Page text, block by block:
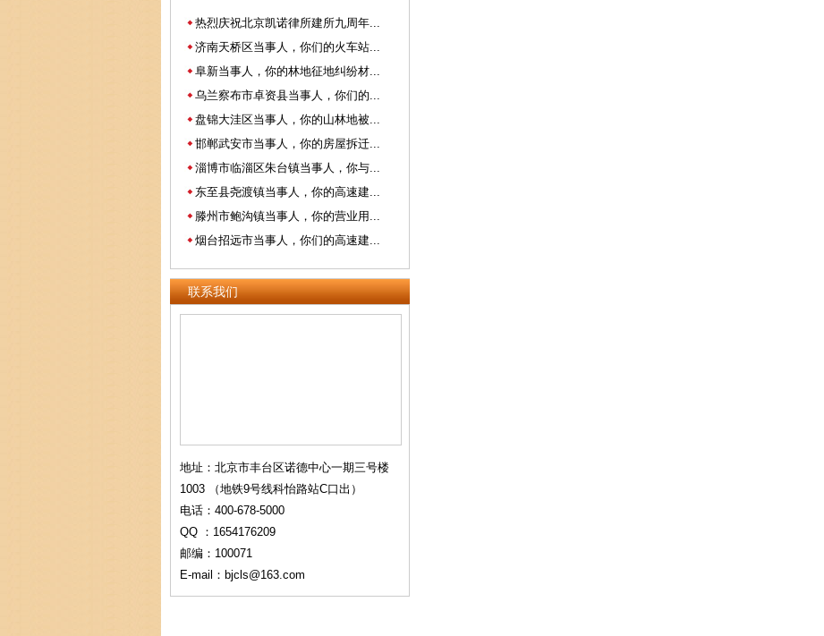
热烈庆祝北京凯诺律所建所九周年...
济南天桥区当事人，你们的火车站...
阜新当事人，你的林地征地纠纷材...
乌兰察布市卓资县当事人，你们的...
盘锦大洼区当事人，你的山林地被...
邯郸武安市当事人，你的房屋拆迁...
淄博市临淄区朱台镇当事人，你与...
东至县尧渡镇当事人，你的高速建...
滕州市鲍沟镇当事人，你的营业用...
烟台招远市当事人，你们的高速建...
联系我们
地址：北京市丰台区诺德中心一期三号楼
1003 （地铁9号线科怡路站C口出）
电话：400-678-5000
QQ ：1654176209
邮编：100071
E-mail：bjcls@163.com